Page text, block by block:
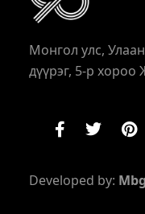
Монгол улс,
дүүрэг, 5-р
Developed by: